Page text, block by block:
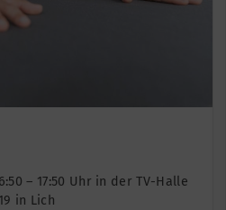
– 17:50 Uhr in der TV-Halle
in Lich